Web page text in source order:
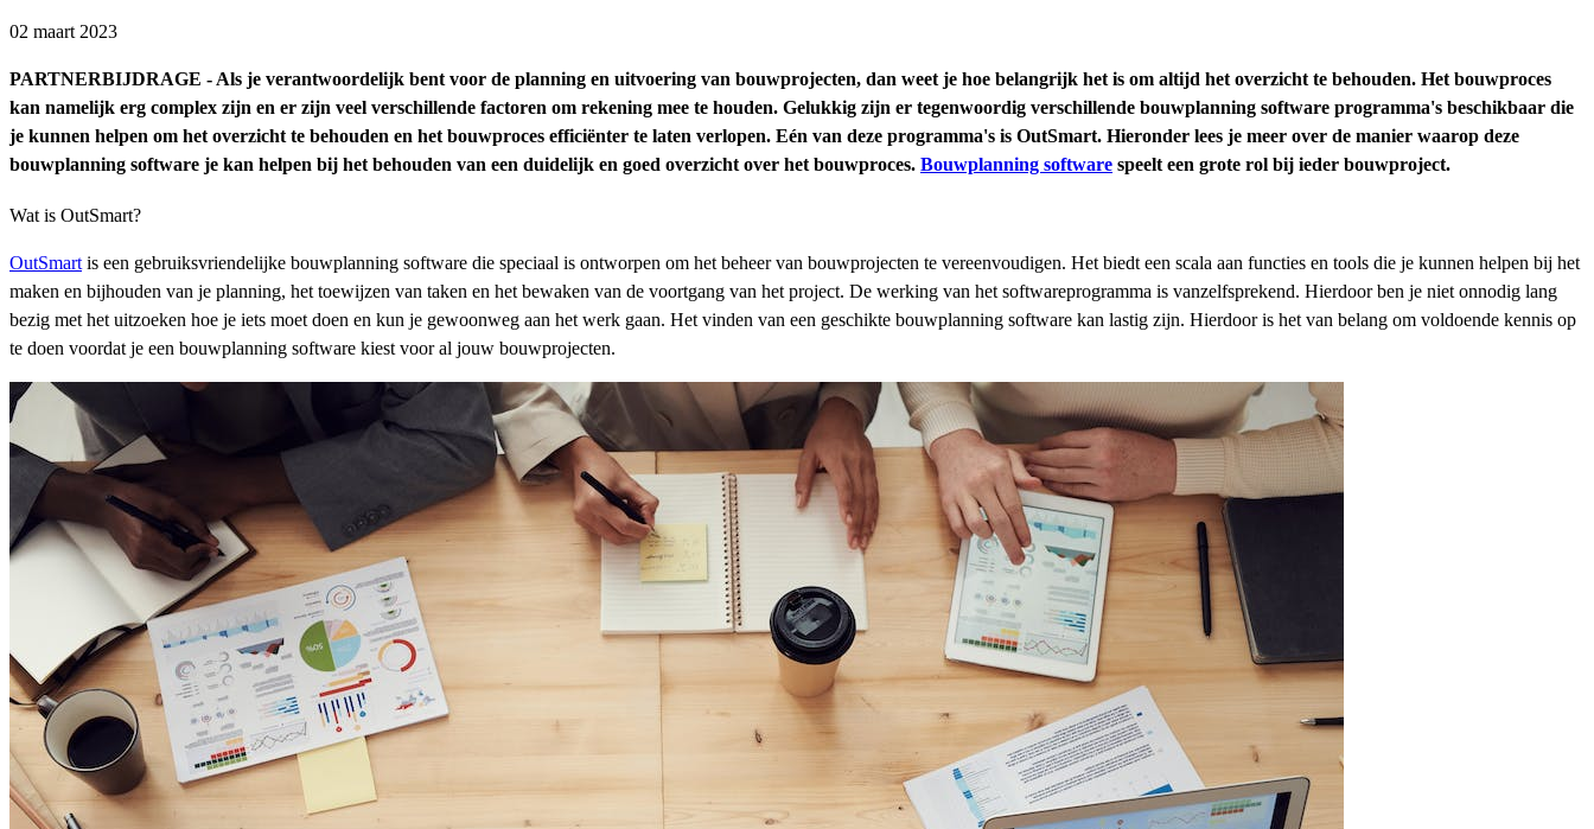
02 maart 2023
PARTNERBIJDRAGE - Als je verantwoordelijk bent voor de planning en uitvoering van bouwprojecten, dan weet je hoe belangrijk het is om altijd het overzicht te behouden. Het bouwproces
kan namelijk erg complex zijn en er zijn veel verschillende factoren om rekening mee te houden. Gelukkig zijn er tegenwoordig verschillende bouwplanning software programma's beschikbaar die
je kunnen helpen om het overzicht te behouden en het bouwproces efficiënter te laten verlopen. Eén van deze programma's is OutSmart. Hieronder lees je meer over de manier waarop deze
bouwplanning software je kan helpen bij het behouden van een duidelijk en goed overzicht over het bouwproces. Bouwplanning software speelt een grote rol bij ieder bouwproject.
Wat is OutSmart?
OutSmart is een gebruiksvriendelijke bouwplanning software die speciaal is ontworpen om het beheer van bouwprojecten te vereenvoudigen. Het biedt een scala aan functies en tools die je kunnen helpen bij het
maken en bijhouden van je planning, het toewijzen van taken en het bewaken van de voortgang van het project. De werking van het softwareprogramma is vanzelfsprekend. Hierdoor ben je niet onnodig lang
bezig met het uitzoeken hoe je iets moet doen en kun je gewoonweg aan het werk gaan. Het vinden van een geschikte bouwplanning software kan lastig zijn. Hierdoor is het van belang om voldoende kennis op
te doen voordat je een bouwplanning software kiest voor al jouw bouwprojecten.